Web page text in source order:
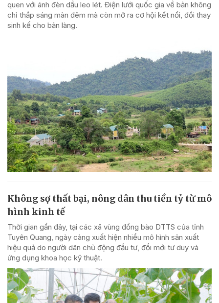
quen với ánh đèn dầu leo lét. Điện lưới quốc gia về bản không
chỉ thắp sáng màn đêm mà còn mở ra cơ hội kết nối, đổi thay
sinh kế cho bản làng.
Không sợ thất bại, nông dân thu tiền tỷ từ mô
hình kinh tế
Thời gian gần đây, tại các xã vùng đồng bào DTTS của tỉnh
Tuyên Quang, ngày càng xuất hiện nhiều mô hình sản xuất
hiệu quả do người dân chủ động đầu tư, đổi mới tư duy và
ứng dụng khoa học kỹ thuật.